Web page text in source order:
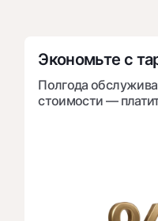
Экономьте с
Полгода
стоимости —